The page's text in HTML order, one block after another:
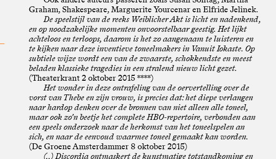
Graham, Shakespeare, Marguerite Yourcenar en Elfride Jelinek.
De speelstijl van de reeks Weiblicher Akt is licht en nadenkend,
en op noodzakelijke momenten onvoorstelbaar geestig. Het lijkt
achteloos en terloops, daarom is het zo aangenaam te luisteren en
te kijken naar deze inventieve toneelmakers in Vanuit Iokaste. Op
subtiele wijze wordt een van de zwaarste, schokkendste en meest
beladen klassieke tragedies in een stralend nieuw licht gezet.
(Theaterkrant 2 oktober 2015 ****)
Het wonder in deze ontrafeling van de oervertelling over de
vorst van Thebe en zijn vrouw, is precies dat: het diepe verlangen
naar hardop denken over de bronnen van niet alleen alle toneel,
maar ook zo’n beetje het complete HBO-repertoire, verbonden aan
een speels onderzoek naar de herkomst van het toneelspelen an
sich, en naar de eenvoud waarmee toneel gemaakt kan worden.
(De Groene Amsterdammer 8 oktober 2015)
(..) Discordia ontmaskert de kunstmatige totstandkoming en